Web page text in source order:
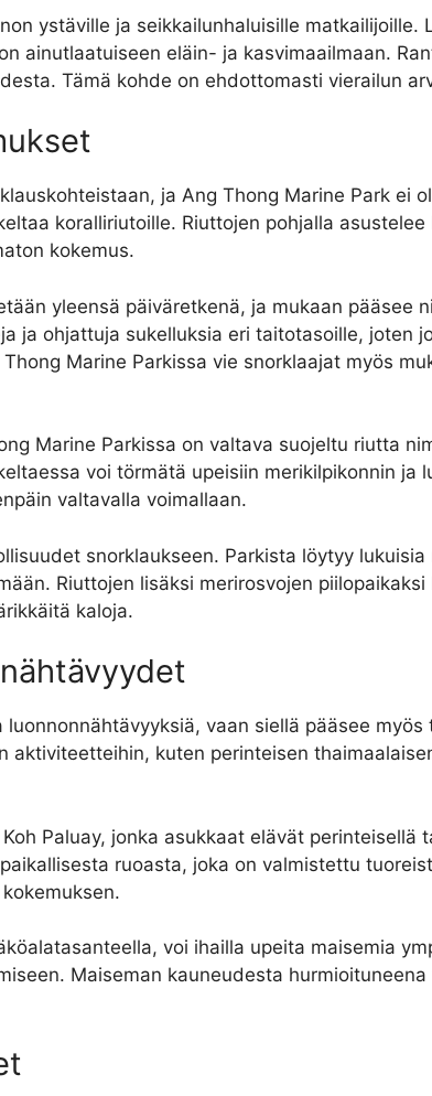
ystäville ja seikkailunhaluisille
ainutlaatuiseen eläin- ja kasvimaailmaan.
Tämä kohde on ehdottomasti vierailun
ja Ang Thong Marine Park ei
koralliriutoille. Riuttojen pohjalla
kokemus.
yleensä päiväretkenä, ja mukaan pääsee
ja ohjattuja sukelluksia eri taitotasoille, joten
Marine Parkissa vie snorklaajat myös
Marine Parkissa on valtava suojeltu riutta
voi törmätä upeisiin merikilpikonnin ja
valtavalla voimallaan.
snorklaukseen. Parkista löytyy
Riuttojen lisäksi merirosvojen
kaloja.
vaan siellä pääsee
aktiviteetteihin, kuten perinteisen
Paluay, jonka asukkaat elävät perinteisellä
ruoasta, joka on valmistettu
voi ihailla upeita maisemia
Maiseman kauneudesta